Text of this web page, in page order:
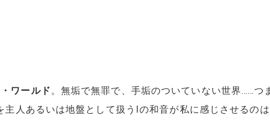
ワールド。無垢で無罪で、手垢のついていない世界……つ
主人あるいは地盤として扱うⅠの和音が私に感じさせるの